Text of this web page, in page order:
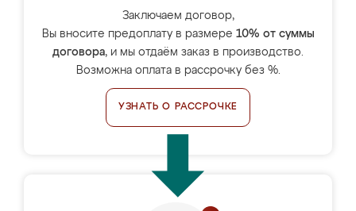
Заключаем договор,
Вы вносите предоплату в размере 10% от суммы
договора, и мы отдаём заказ в производство.
Возможна оплата в рассрочку без %.
УЗНАТЬ О РАССРОЧКЕ